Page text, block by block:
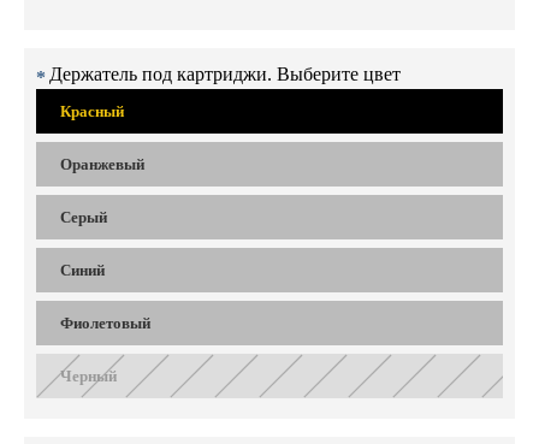
Держатель под картриджи. Выберите цвет
Красный
Оранжевый
Серый
Синий
Фиолетовый
Черный